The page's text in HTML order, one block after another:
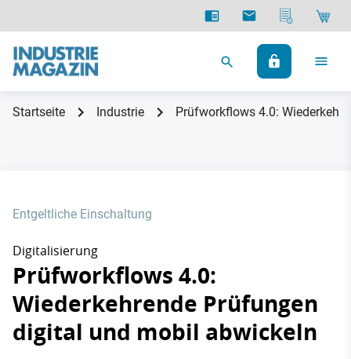
Startseite Industrie Prüfworkflows 4.0:
Entgeltliche Einschaltung
Digitalisierung
Prüfworkflows 4.0:
Wiederkehrende Prüfungen
digital und mobil abwickeln